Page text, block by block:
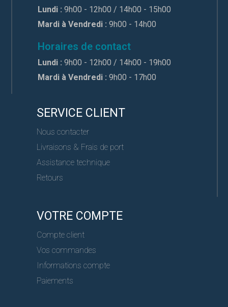
Lundi : 9h00 - 12h00 / 14h00 - 15h00
Mardi à Vendredi : 9h00 - 14h00
Horaires de contact
Lundi : 9h00 - 12h00 / 14h00 - 19h00
Mardi à Vendredi : 9h00 - 17h00
SERVICE CLIENT
Nous contacter
Livraisons & Frais de port
Assistance technique
Retours
VOTRE COMPTE
Compte client
Vos commandes
Informations compte
Paiements